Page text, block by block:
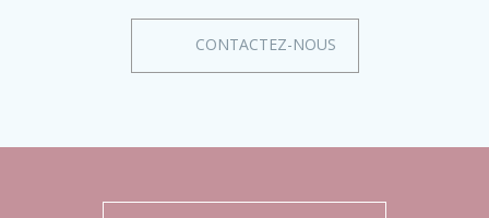
CONTACTEZ-NOUS